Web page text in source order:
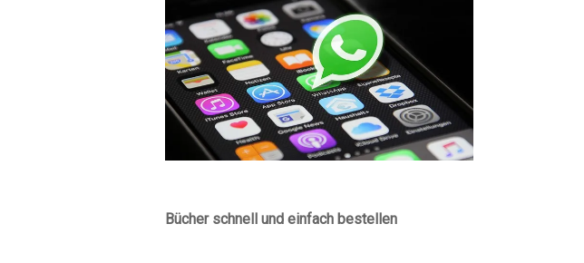
Bücher schnell und einfach bestellen